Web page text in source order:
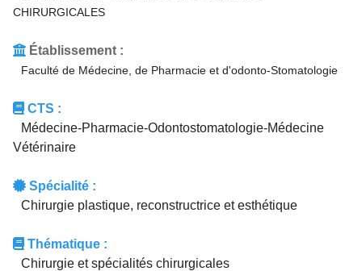
CHIRURGICALES
Établissement :
Faculté de Médecine, de Pharmacie et d'odonto-Stomatologie
CTS :
Médecine-Pharmacie-Odontostomatologie-Médecine
Vétérinaire
Spécialité :
Chirurgie plastique, reconstructrice et esthétique
Thématique :
Chirurgie et spécialités chirurgicales